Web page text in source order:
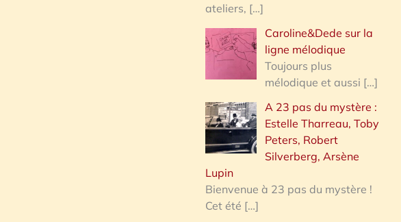
ateliers, […]
Caroline&Dede sur la
ligne mélodique
Toujours plus
mélodique et aussi […]
A 23 pas du mystère :
Estelle Tharreau, Toby
Peters, Robert
Silverberg, Arsène
Lupin
Bienvenue à 23 pas du mystère !
Cet été […]